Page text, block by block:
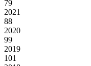
79
2021
88
2020
99
2019
101